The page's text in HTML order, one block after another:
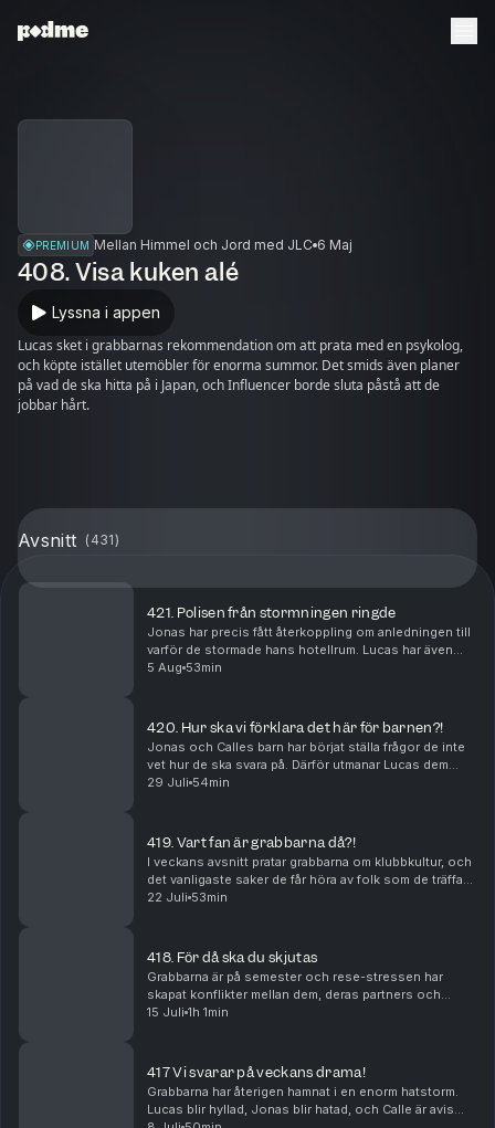
PREMIUM Mellan Himmel och Jord med JLC 6 Maj
408. Visa kuken alé
Lyssna i appen
Lucas sket i grabbarnas rekommendation om att prata med en psykolog,
och köpte istället utemöbler för enorma summor. Det smids även planer
på vad de ska hitta på i Japan, och Influencer borde sluta påstå att de
jobbar hårt.
Avsnitt ( 431)
421. Polisen från stormningen ringde
Jonas har precis fått återkoppling om anledningen till
varför de stormade hans hotellrum. Lucas har även
kommit till insikt varför servicepersonal tycker han är
5 Aug 53min
420. Hur ska vi förklara det här för barnen?!
Jonas och Calles barn har börjat ställa frågor de inte
vet hur de ska svara på. Därför utmanar Lucas dem
med scenarion för att se vad de skulle svara på de
29 Juli 54min
419. Vart fan är grabbarna då?!
I veckans avsnitt pratar grabbarna om klubbkultur, och
det vanligaste saker de får höra av folk som de träffar
ute på krogen. Dessutom har Lucas drabbats av en
22 Juli 53min
418. För då ska du skjutas
Grabbarna är på semester och rese-stressen har
skapat konflikter mellan dem, deras partners och
andra resenärer. Lucas har upptäckt vilka sjuka texter
15 Juli 1h 1min
417 Vi svarar på veckans drama!
Grabbarna har återigen hamnat i en enorm hatstorm.
Lucas blir hyllad, Jonas blir hatad, och Calle är avis